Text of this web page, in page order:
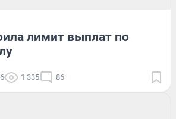
лимит выплат по
1 335 86